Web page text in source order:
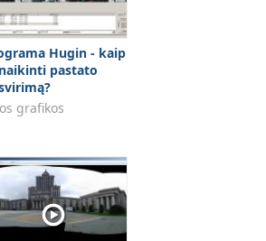
Hugin - kaip
pastato
grafikos